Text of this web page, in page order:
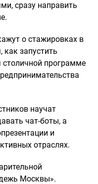
сразу направить
о стажировках в
запустить
столичной программе
научат
чат-боты, а
и
отраслях.
Москвы».